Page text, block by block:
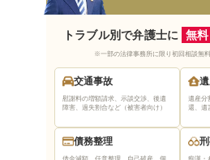
トラブル別で弁護士に 無料
※一部の法律事務所に限り初回相談無料
交通事故
慰謝料の増額請求、示談交渉、後遺
障害、過失割合など（被害者向け）
遺産分
還、遺
債務整理